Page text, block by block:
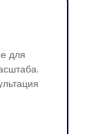
для
вашей